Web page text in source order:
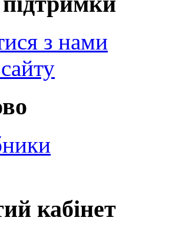
з нами
кабінет